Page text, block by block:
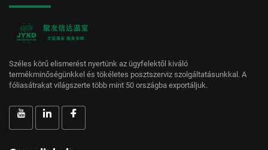
Széles körű elismerést nyertünk az ügyfelektől kiváló
termékminőségünkkel és tökéletes posztszerviz szolgáltatásunkkal. A
fóliasátrakat világszerte több mint 50 országba exportáljuk.